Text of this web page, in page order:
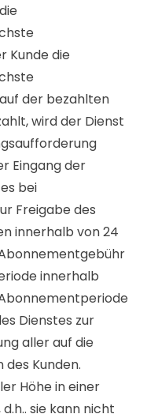
Kunde die
der bezahlten
wird der Dienst
Eingang der
bei
Freigabe des
innerhalb von 24
innerhalb
Dienstes zur
aller auf die
Kunden.
Höhe in einer
sie kann nicht